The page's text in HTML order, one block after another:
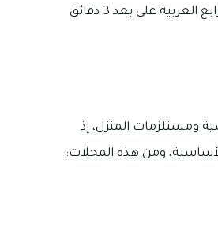
وفيما يتعلق بتوافر المواصلات العامة في المجمع فيتوفر موقف للحافلات في منطقة المرابع العربية على بعد 3 دقائق
ومستلزمات المنزل، إذ
ومن هذه المحلات: